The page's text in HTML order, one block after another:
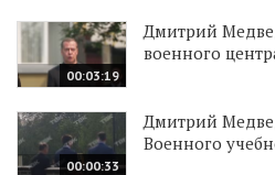
00:03:19
Дмитрий
военного
00:00:33
Дмитрий
Военного